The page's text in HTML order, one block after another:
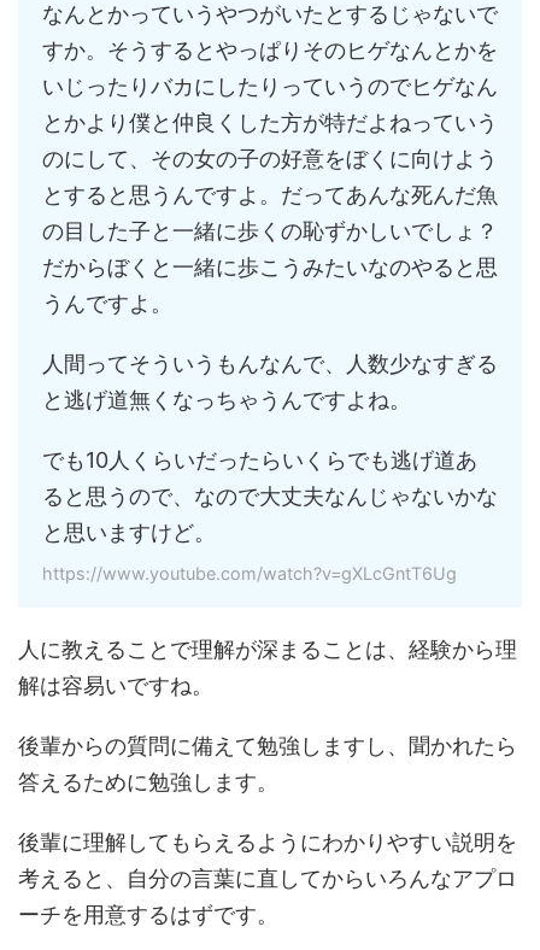
なんとかっていうやつがいたとするじゃないで
すか。そうするとやっぱりそのヒゲなんとかを
いじったりバカにしたりっていうのでヒゲなん
とかより僕と仲良くした方が特だよねっていう
のにして、その女の子の好意をぼくに向けよう
とすると思うんですよ。だってあんな死んだ魚
の目した子と一緒に歩くの恥ずかしいでしょ？
だからぼくと一緒に歩こうみたいなのやると思
うんですよ。
人間ってそういうもんなんで、人数少なすぎる
と逃げ道無くなっちゃうんですよね。
でも10人くらいだったらいくらでも逃げ道あ
ると思うので、なので大丈夫なんじゃないかな
と思いますけど。
https://www.youtube.com/watch?v=gXLcGntT6Ug
人に教えることで理解が深まることは、経験から理
解は容易いですね。
後輩からの質問に備えて勉強しますし、聞かれたら
答えるために勉強します。
後輩に理解してもらえるようにわかりやすい説明を
考えると、自分の言葉に直してからいろんなアプロ
ーチを用意するはずです。